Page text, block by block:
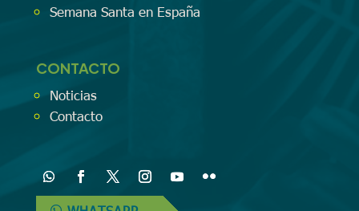
Semana Santa en España
CONTACTO
Noticias
Contacto